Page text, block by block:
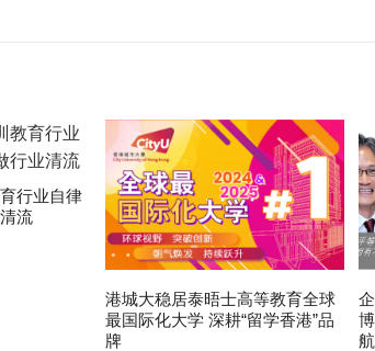
行业自律
流
港城大稳居泰晤士高等教育全球
最国际化大学 深耕“留学香港”品
牌
航